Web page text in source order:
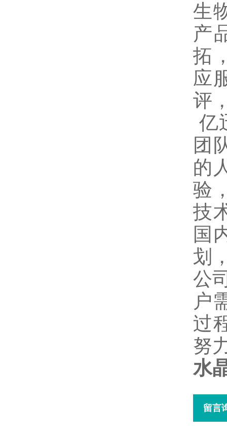
生
产
拓
应
评
亿
团
的
验
技
国
划
公
户
过
努
水
留言